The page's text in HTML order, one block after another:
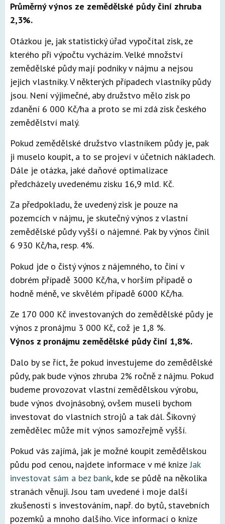
Průměrný výnos ze zemědělské půdy činí zhruba
2,3%.
Otázkou je, jak statistický úřad vypočítal zisk, ze
kterého při výpočtu vycházím. Velké množství
zemědělské půdy mají podniky v nájmu a nejsou
jejich vlastníky. V některých případech vlastníky půdy
jsou. Není výjimečné, aby družstvo mělo zisk po
zdanění 6 000 Kč/ha a proto se mi zdá zisk českého
zemědělství malý.
Pokud zemědělské družstvo vlastníkem půdy je, pak
ji muselo koupit, a to se projeví v účetních nákladech.
Dále je otázka, jaké daňové optimalizace
předcházely uvedenému zisku 16,9 mld. Kč.
Za předpokladu, že uvedený zisk je pouze na
pozemcích v nájmu, je skutečný výnos z vlastní
zemědělské půdy vyšší o nájemné. Pak by výnos činil
6 930 Kč/ha, resp. 4%.
Pokud jde o čistý výnos z nájemného, to činí v
dobrém případě 3000 Kč/ha, v horším případě o
hodně méně, ve skvělém případě 6000 Kč/ha.
Ze 170 000 Kč investovaných do zemědělské půdy je
výnos z pronájmu 3 000 Kč, což je 1,8 %.
Výnos z pronájmu zemědělské půdy činí 1,8%.
Dalo by se říct, že pokud investujeme do zemědělské
půdy, pak bude výnos zhruba 2% ročně z nájmu. Pokud
budeme provozovat vlastní zemědělskou výrobu,
bude výnos dvojnásobný, ovšem museli bychom
investovat do vlastních strojů a tak dál. Šikovný
zemědělec může mít výnos samozřejmě vyšší.
Pokud vás zajímá, jak je možné koupit zemědělskou
půdu pod cenou, najdete informace v mé knizeJak
investovat sám a bez bank, kde se půdě na několika
stranách věnuji. Jsou tam uvedené i moje další
zkušenosti s investováním, např. do bytů, stavebních
pozemků a mnoho dalšího. Více informací o knize